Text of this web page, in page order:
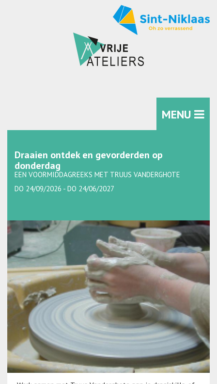
MENU
Draaien ontdek en gevorderden op
donderdag
EEN VOORMIDDAGREEKS MET TRUUS VANDERGHOTE
DO 24/09/2026 - DO 24/06/2027